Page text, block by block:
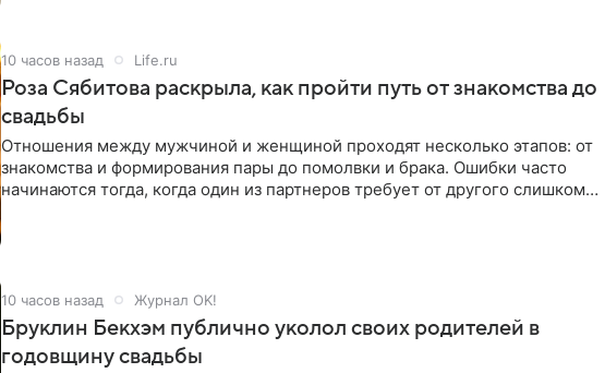
10 часов назад Life.ru
Роза Сябитова раскрыла, как пройти путь от знакомства до
свадьбы
Отношения между мужчиной и женщиной проходят несколько этапов: от
знакомства и формирования пары до помолвки и брака. Ошибки часто
начинаются тогда, когда один из партнеров требует от другого слишком
10 часов назад Журнал OK!
Бруклин Бекхэм публично уколол своих родителей в
годовщину свадьбы